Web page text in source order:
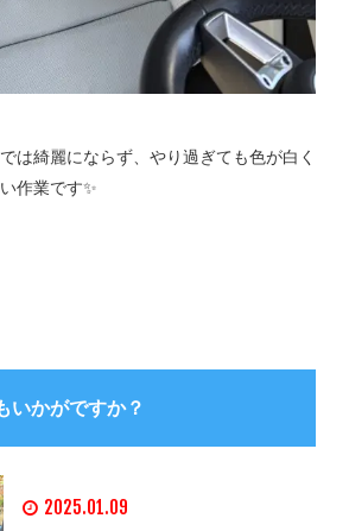
は綺麗にならず、やり過ぎても色が白く
作業です✨
いかがですか？
2025.01.09